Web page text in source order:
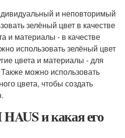
и неповторимый
зелёный цвет в качестве
и материалы - в качестве
использовать зелёный цвет
цвета и материалы - для
можно использовать
цвета, чтобы создать
и какая его